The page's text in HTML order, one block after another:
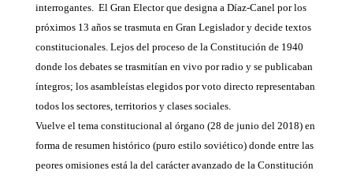
interrogantes. El Gran Elector que designa a Díaz-Canel por los
próximos 13 años se trasmuta en Gran Legislador y decide textos
constitucionales. Lejos del proceso de la Constitución de 1940
donde los debates se trasmitían en vivo por radio y se publicaban
íntegros; los asambleístas elegidos por voto directo representaban
todos los sectores, territorios y clases sociales.
Vuelve el tema constitucional al órgano (28 de junio del 2018) en
forma de resumen histórico (puro estilo soviético) donde entre las
peores omisiones está la del carácter avanzado de la Constitución